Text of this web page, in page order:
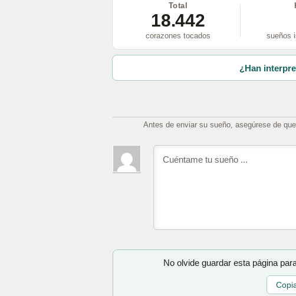
Total
18.442
corazones tocados sueños
¿Han
Antes de enviar su sueño, asegúrese de
No olvide guardar esta página